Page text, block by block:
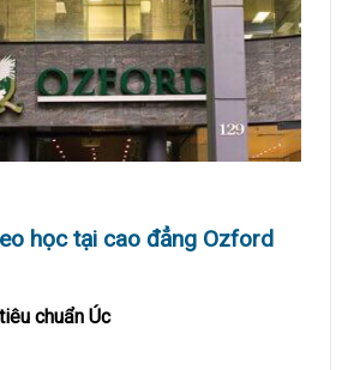
học tại cao đẳng Ozford
chuẩn Úc